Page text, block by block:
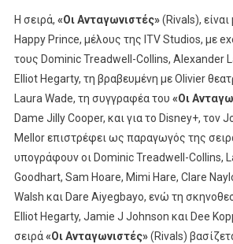
Η σειρά, «Οι Ανταγωνιστές»(Rivals),
Happy Prince, μέλους της ITV Studios, με
τους Dominic Treadwell-Collins, Alexander
Elliot Hegarty, τη βραβευμένη με Olivier
Laura Wade, τη συγγραφέα του «Οι
Dame Jilly Cooper, και για το Disney+, τον
Mellor επιστρέφει ως παραγωγός της
υπογράφουν οι Dominic Treadwell-Collins,
Goodhart, Sam Hoare, Mimi Hare, Clare
Walsh και Dare Aiyegbayo, ενώ τη
Elliot Hegarty, Jamie J Johnson και Dee
σειρά«Οι Ανταγωνιστές»(Rivals)